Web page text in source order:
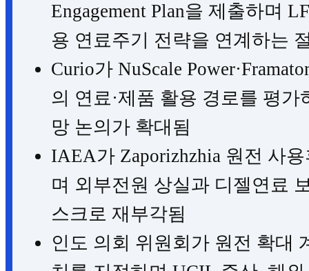
Engagement Plan을 제출하며
용 연료주기 전략을 연계하는
Curio가 NuScale
의 연료·제품 활용 경로를 평
망 논의가 확대됨
IAEA가 Zaporizhzhia 원전 사
며 외부전원 상실과 디젤연료
스크로 재부각됨
인도 의회 위원회가 원전 확대